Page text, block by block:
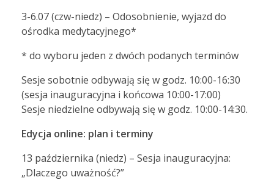
3-6.07 (czw-niedz) – Odosobnienie, wyjazd do
ośrodka medytacyjnego*
* do wyboru jeden z dwóch podanych terminów
Sesje sobotnie odbywają się w godz. 10:00-16:30
(sesja inauguracyjna i końcowa 10:00-17:00)
Sesje niedzielne odbywają się w godz. 10:00-14:30.
Edycja online: plan i terminy
13 października (niedz) – Sesja inauguracyjna:
„Dlaczego uważność?”